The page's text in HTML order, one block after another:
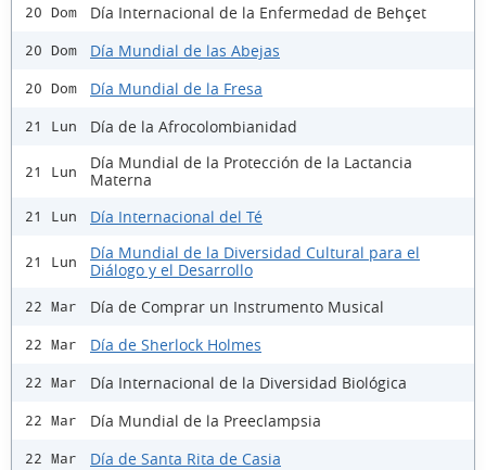
20 Dom Día Internacional de la Enfermedad de Behçet
20 Dom Día Mundial de las Abejas
20 Dom Día Mundial de la Fresa
21 Lun Día de la Afrocolombianidad
21 Lun
Día Mundial de la Protección de la Lactancia
Materna
21 Lun Día Internacional del Té
21 Lun
Día Mundial de la Diversidad Cultural para el
Diálogo y el Desarrollo
22 Mar Día de Comprar un Instrumento Musical
22 Mar Día de Sherlock Holmes
22 Mar Día Internacional de la Diversidad Biológica
22 Mar Día Mundial de la Preeclampsia
22 Mar Día de Santa Rita de Casia